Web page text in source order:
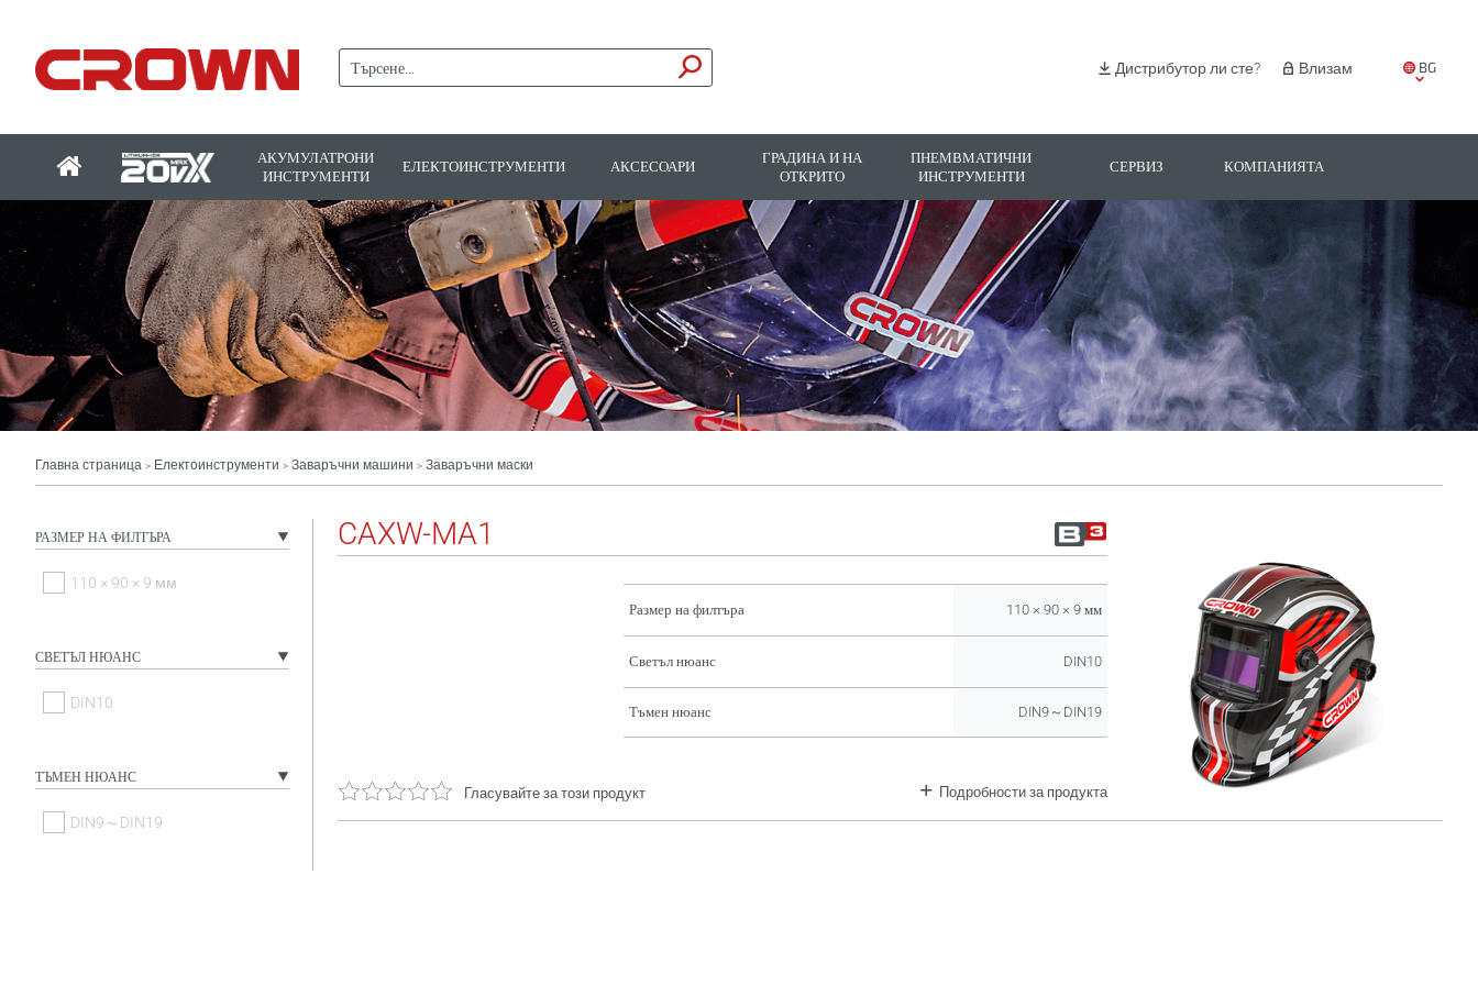
BG
Влизам
Дистрибутор ли сте?
АКУМУЛАТРОНИ
ИНСТРУМЕНТИ
ЕЛЕКТОИНСТРУМЕНТИ АКСЕСОАРИ
ГРАДИНА И НА
ОТКРИТО
ПНЕМВМАТИЧНИ
ИНСТРУМЕНТИ
СЕРВИЗ КОМПАНИЯТА
Главна страница > Електоинструменти > Заваръчни машини > Заваръчни маски
РАЗМЕР НА ФИЛТЪРА
110 × 90 × 9 мм
СВЕТЪЛ НЮАНС
DIN10
ТЪМЕН НЮАНС
DIN9～DIN19
CAXW-MA1
Размер на филтъра 110 × 90 × 9 мм
Светъл нюанс DIN10
Тъмен нюанс DIN9～DIN19
Гласувайте за този продукт Подробности за продукта